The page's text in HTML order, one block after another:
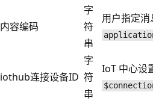
内容编码
字
符
串
用户指定
iothub连接设备ID
字
符
串
IoT 中心设